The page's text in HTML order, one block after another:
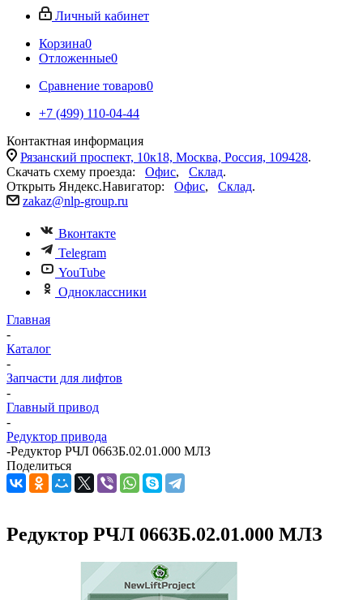
Личный кабинет
Корзина0
Отложенные0
Сравнение товаров0
+7 (499) 110-04-44
Контактная информация
Рязанский проспект, 10к18, Москва, Россия, 109428.
Скачать схему проезда: Офис, Склад.
Открыть Яндекс.Навигатор: Офис, Склад.
zakaz@nlp-group.ru
Вконтакте
Telegram
YouTube
Одноклассники
Главная
-
Каталог
-
Запчасти для лифтов
-
Главный привод
-
Редуктор привода
-Редуктор РЧЛ 0663Б.02.01.000 МЛЗ
Поделиться
Редуктор РЧЛ 0663Б.02.01.000 МЛЗ